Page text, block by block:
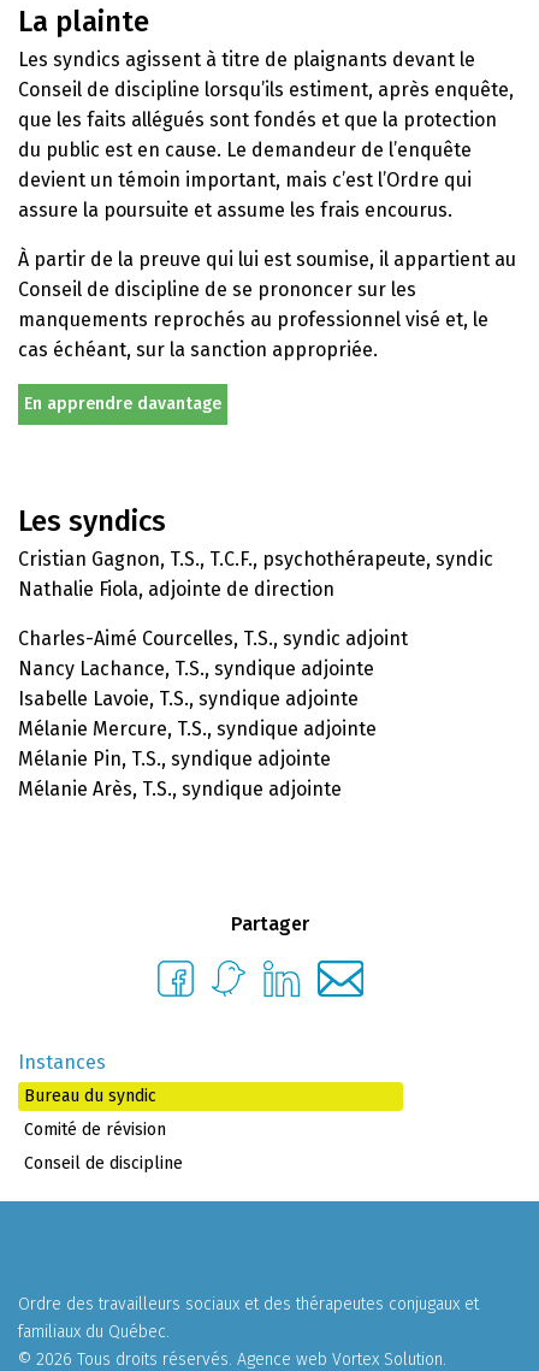
La plainte
Les syndics agissent à titre de plaignants devant le
Conseil de discipline lorsqu’ils estiment, après enquête,
que les faits allégués sont fondés et que la protection
du public est en cause. Le demandeur de l’enquête
devient un témoin important, mais c’est l’Ordre qui
assure la poursuite et assume les frais encourus.
À partir de la preuve qui lui est soumise, il appartient au
Conseil de discipline de se prononcer sur les
manquements reprochés au professionnel visé et, le
cas échéant, sur la sanction appropriée.
En apprendre davantage
Les syndics
Cristian Gagnon, T.S., T.C.F., psychothérapeute, syndic
Nathalie Fiola, adjointe de direction
Charles-Aimé Courcelles, T.S., syndic adjoint
Nancy Lachance, T.S., syndique adjointe
Isabelle Lavoie, T.S., syndique adjointe
Mélanie Mercure, T.S., syndique adjointe
Mélanie Pin, T.S., syndique adjointe
Mélanie Arès, T.S., syndique adjointe
Partager
Instances
Bureau du syndic
Comité de révision
Conseil de discipline
Ordre des travailleurs sociaux et des thérapeutes conjugaux et
familiaux du Québec.
© 2026 Tous droits réservés. Agence web Vortex Solution.